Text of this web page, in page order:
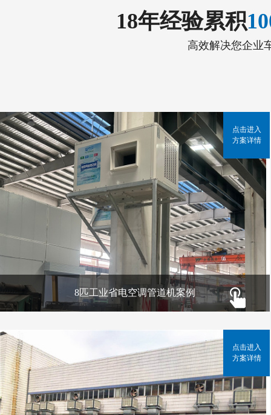
18年经验累积
高效解决您企业
8匹工业省电空调管道机案例
点击进入
方案详情
点击进入
方案详情